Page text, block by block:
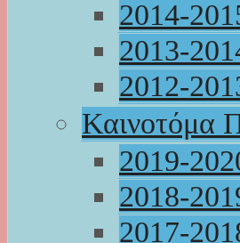
2014-
2013-
2012-
Καινοτόμα
2019-
2018-
2017-